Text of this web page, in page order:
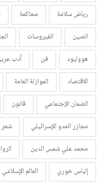
رياض سلامة محاكمة
الصين
الفيروسات
هووليود
فن أدب
الاقتصاد
الموازنة العامة
الضمان الإجتماعي
قانون
مجازر العدو الإسرائيلي
شعر
محمد علي شمس الدين
إلياس خوري
العالم الإسلامي